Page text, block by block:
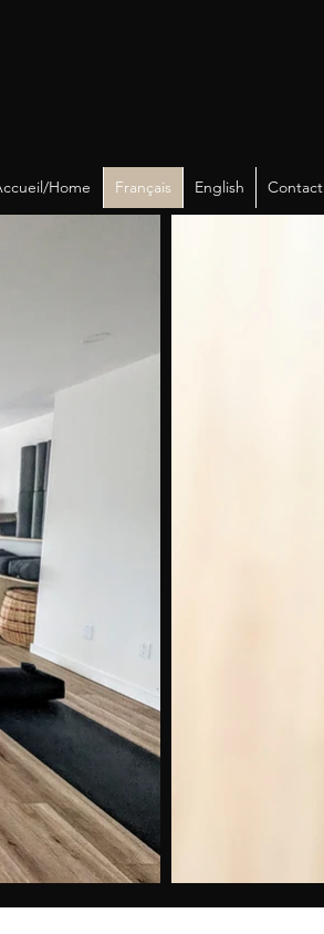
Home Français English Contact